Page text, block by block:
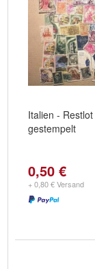
Italien -
gestempelt
0,50 €
+ 0,80 € Versand